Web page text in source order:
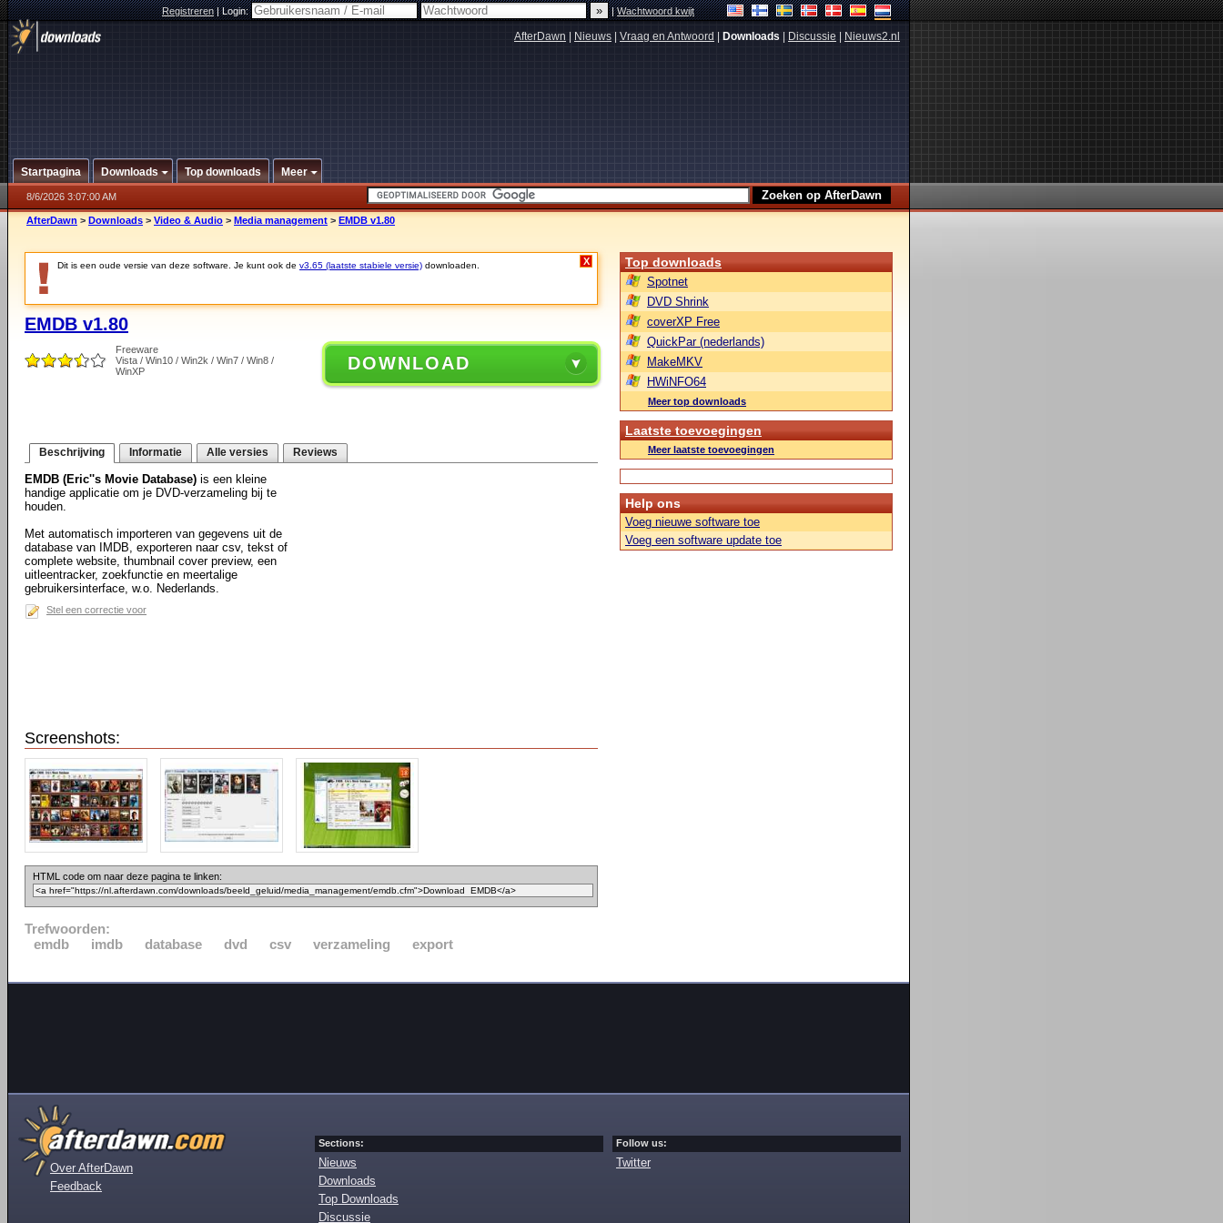
Registreren|Login: |Wachtwoord kwijt
AfterDawn Nieuws Vraag en Antwoord Downloads Discussie Nieuws2.nl
Startpagina Downloads Top downloads Meer
8/6/2026 3:07:00 AM
AfterDawn > Downloads > Video & Audio > Media management > EMDB v1.80
Dit is een oude versie van deze software. Je kunt ook de v3.65 (laatste stabiele versie) downloaden. X
EMDB v1.80
Freeware
Vista / Win10 / Win2k / Win7 / Win8 /
WinXP
DOWNLOAD
Beschrijving Informatie Alle versies Reviews
EMDB (Eric''s Movie Database) is een kleine
handige applicatie om je DVD-verzameling bij te
houden.
Met automatisch importeren van gegevens uit de
database van IMDB, exporteren naar csv, tekst of
complete website, thumbnail cover preview, een
uitleentracker, zoekfunctie en meertalige
gebruikersinterface, w.o. Nederlands.
Stel een correctie voor
Screenshots:
HTML code om naar deze pagina te linken:
Trefwoorden:
emdb
imdb database dvd csv verzameling export
Top downloads
Spotnet
DVD Shrink
coverXP Free
QuickPar (nederlands)
MakeMKV
HWiNFO64
Meer top downloads
Laatste toevoegingen
Meer laatste toevoegingen
Help ons
Voeg nieuwe software toe
Voeg een software update toe
Over AfterDawn
Feedback
Sections:
Nieuws
Downloads
Top Downloads
Discussie
Follow us:
Twitter